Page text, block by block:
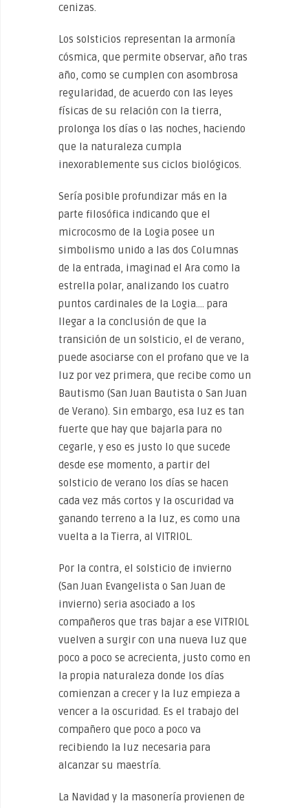
cenizas.
Los solsticios representan la armonía
cósmica, que permite observar, año tras
año, como se cumplen con asombrosa
regularidad, de acuerdo con las leyes
físicas de su relación con la tierra,
prolonga los días o las noches, haciendo
que la naturaleza cumpla
inexorablemente sus ciclos biológicos.
Sería posible profundizar más en la
parte filosófica indicando que el
microcosmo de la Logia posee un
simbolismo unido a las dos Columnas
de la entrada, imaginad el Ara como la
estrella polar, analizando los cuatro
puntos cardinales de la Logia…. para
llegar a la conclusión de que la
transición de un solsticio, el de verano,
puede asociarse con el profano que ve la
luz por vez primera, que recibe como un
Bautismo (San Juan Bautista o San Juan
de Verano). Sin embargo, esa luz es tan
fuerte que hay que bajarla para no
cegarle, y eso es justo lo que sucede
desde ese momento, a partir del
solsticio de verano los días se hacen
cada vez más cortos y la oscuridad va
ganando terreno a la luz, es como una
vuelta a la Tierra, al VITRIOL.
Por la contra, el solsticio de invierno
(San Juan Evangelista o San Juan de
invierno) seria asociado a los
compañeros que tras bajar a ese VITRIOL
vuelven a surgir con una nueva luz que
poco a poco se acrecienta, justo como en
la propia naturaleza donde los días
comienzan a crecer y la luz empieza a
vencer a la oscuridad. Es el trabajo del
compañero que poco a poco va
recibiendo la luz necesaria para
alcanzar su maestría.
La Navidad y la masonería provienen de